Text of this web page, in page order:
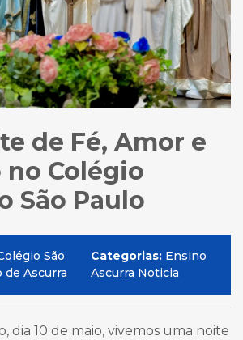
de Fé, Amor e
no Colégio
São Paulo
São
de Ascurra
Categorias: Ensino
Ascurra Noticia
dia 10 de maio, vivemos uma noite